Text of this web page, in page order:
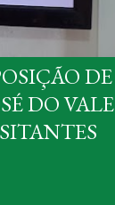
DE
DO VALE